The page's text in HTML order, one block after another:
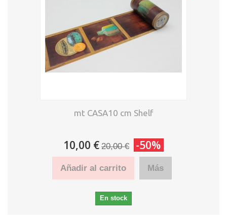
mt CASA10 cm Shelf
10,00 € 20,00 € -50%
Añadir al carrito Más
En stock